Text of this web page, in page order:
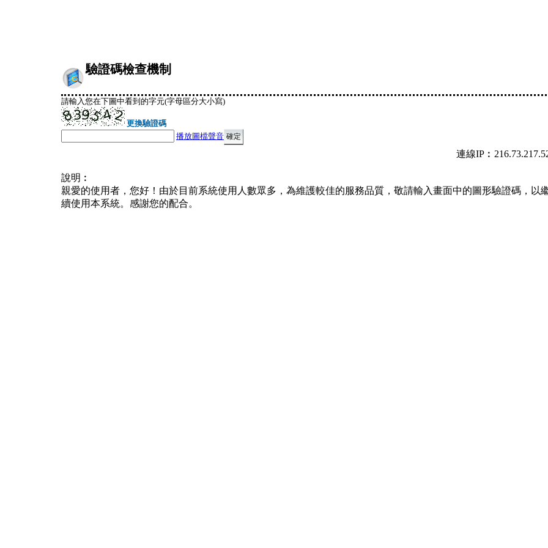
驗證碼檢查機制
請輸入您在下圖中看到的字元(字母區分大小寫)
更換驗證碼
播放圖檔聲音
連線
說明︰
親愛的使用者，您好！由於目前系統使用人數眾多，為維護較佳的服務品質，敬請輸入畫面中的圖形驗證碼，以
續使用本系統。感謝您的配合。